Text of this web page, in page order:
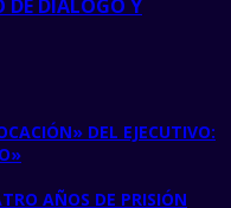
DE DIÁLOGO Y
DEL EJECUTIVO:
AÑOS DE PRISIÓN